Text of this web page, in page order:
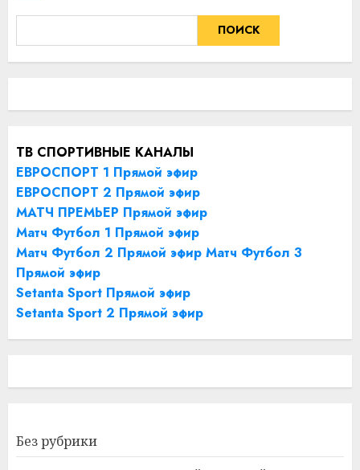
ПОИСК
ТВ СПОРТИВНЫЕ КАНАЛЫ
ЕВРОСПОРТ 1 Прямой эфир
ЕВРОСПОРТ 2 Прямой эфир
МАТЧ ПРЕМЬЕР Прямой эфир
Матч Футбол 1 Прямой эфир
Матч Футбол 2 Прямой эфир Матч Футбол 3
Прямой эфир
Setanta Sport Прямой эфир
Setanta Sport 2 Прямой эфир
Без рубрики